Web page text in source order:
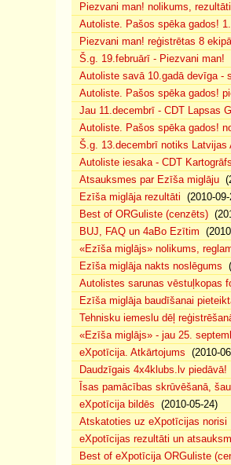
Piezvani man! nolikums,
Autoliste. Pašos spēka gados!
Piezvani man! reģistrētas 8
Š.g. 19.februārī - Piezvani man!
Autoliste savā 10.gadā devīga -
Autoliste. Pašos spēka gados!
Jau 11.decembrī - CDT Lapsas
Autoliste. Pašos spēka gados!
Š.g. 13.decembrī notiks Latvijas
Autoliste iesaka - CDT
Atsauksmes par Ezīša miglāju
Ezīša miglāja rezultāti (2010-
Best of ORGuliste (cenzēts)
BUJ, FAQ un 4aBo Ezītim
«Ezīša miglājs» nolikums,
Ezīša miglāja nakts noslēgums
Autolistes sarunas vēstuļkopas
Ezīša miglāja baudīšanai
Tehnisku iemeslu dēļ
«Ezīša miglājs» - jau 25.
eXpotīcija. Atkārtojums (2010-
Daudzīgais 4x4klubs.lv piedāvā!
Īsas pamācības skrūvēšanā,
eXpotīcija bildēs (2010-05-24)
Atskatoties uz eXpotīcijas norisi
eXpotīcijas rezultāti un
Best of eXpotīcija ORGuliste